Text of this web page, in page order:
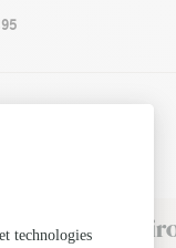
dans ses